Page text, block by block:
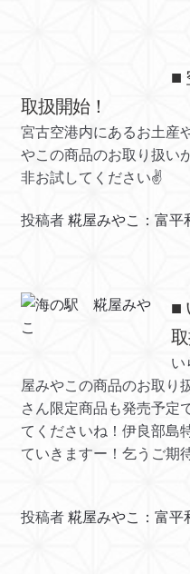
■
取扱開始！
宮古空港内にあるお土産
やこの商品のお取り扱い
非お試してください✌️
投稿者糀屋みやこ：富平
■
い
屋みやこの商品のお取り
さん限定商品も発売予定
てくださいね！伊良部島
ていきますー！乞うご期
投稿者糀屋みやこ：富平